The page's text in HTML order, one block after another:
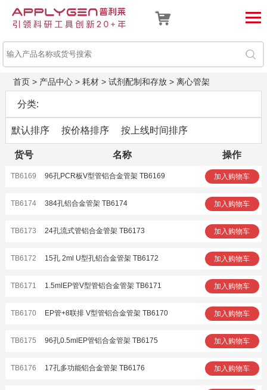
首页> 产品中心> 耗材> 试剂配制和存放> 离心管架
分类:
默认排序 按价格排序 按上线时间排序
货号 名称 操作
TB6169 96孔PCR板V型管铝合金管架 TB6169 加入购物车
TB6174 384孔铝合金管架 TB6174 加入购物车
TB6173 24孔流式管铝合金管架 TB6173 加入购物车
TB6172 15孔 2ml U型孔铝合金管架 TB6172 加入购物车
TB6171 1.5mlEP管V型管铝合金管架 TB6171 加入购物车
TB6170 EP管+8联排 V型管铝合金管架 TB6170 加入购物车
TB6175 96孔0.5mlEP管铝合金管架 TB6175 加入购物车
TB6176 17孔多功能铝合金管架 TB6176 加入购物车